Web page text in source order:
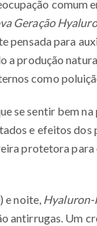
comum
Geração
pensada para
a produção
como
se sentir bem
e efeitos dos
protetora
e noite, Hyaluron-
antirrugas. Um